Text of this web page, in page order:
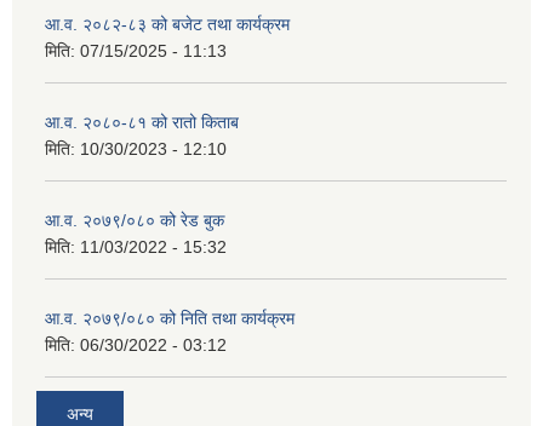
आ.व. २०८२-८३ को बजेट तथा कार्यक्रम
मिति: 07/15/2025 - 11:13
आ.व. २०८०-८१ को रातो किताब
मिति: 10/30/2023 - 12:10
आ.व. २०७९/०८० को रेड बुक
मिति: 11/03/2022 - 15:32
आ.व. २०७९/०८० को निति तथा कार्यक्रम
मिति: 06/30/2022 - 03:12
अन्य